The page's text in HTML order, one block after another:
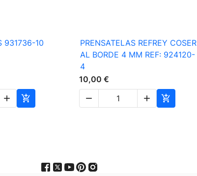
rápida
931736-10
 
 Vista rápida
PRENSATELAS REFREY COSER
AL BORDE 4 MM REF: 924120-
4
10,00 €

 